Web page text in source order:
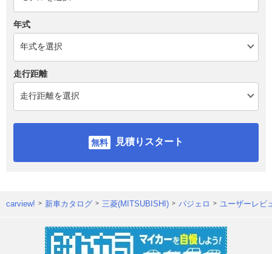
年式
走行距離
見積りスタート
carview! 新車カタログ 三菱(MITSUBISHI) パジェロ ユーザーレビ